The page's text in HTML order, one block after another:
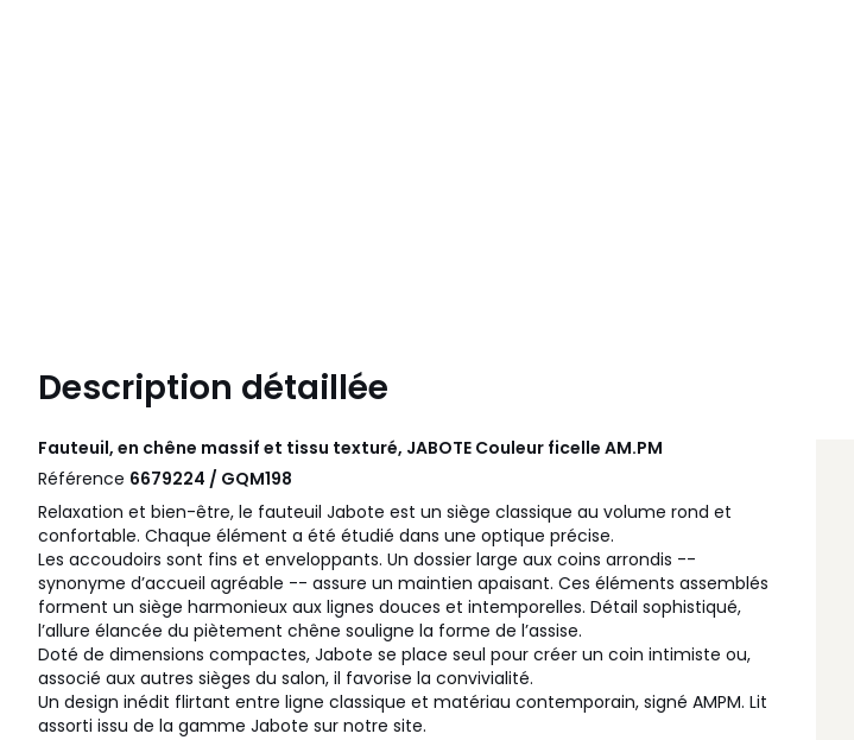
Description détaillée
Fauteuil, en chêne massif et tissu texturé, JABOTE Couleur ficelle AM.PM
Référence 6679224 / GQM198
Relaxation et bien-être, le fauteuil Jabote est un siège classique au volume rond et
confortable. Chaque élément a été étudié dans une optique précise.
Les accoudoirs sont fins et enveloppants. Un dossier large aux coins arrondis --
synonyme d’accueil agréable -- assure un maintien apaisant. Ces éléments assemblés
forment un siège harmonieux aux lignes douces et intemporelles. Détail sophistiqué,
l’allure élancée du piètement chêne souligne la forme de l’assise.
Doté de dimensions compactes, Jabote se place seul pour créer un coin intimiste ou,
associé aux autres sièges du salon, il favorise la convivialité.
Un design inédit flirtant entre ligne classique et matériau contemporain, signé AMPM. Lit
assorti issu de la gamme Jabote sur notre site.